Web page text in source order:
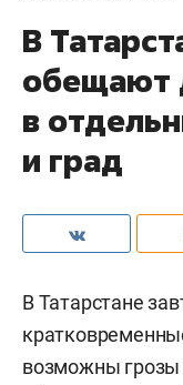
В
обещают
в
и град
В Татарстане
возможны грозы